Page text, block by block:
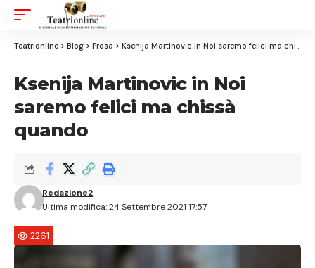
Resizer
Teatrionline > Blog > Prosa > Ksenija Martinovic in Noi saremo felici ma chissà quando
Ksenija Martinovic in Noi
saremo felici ma chissà
quando
Ultima modifica: 24 Settembre 2021 17:57
Redazione2
2261